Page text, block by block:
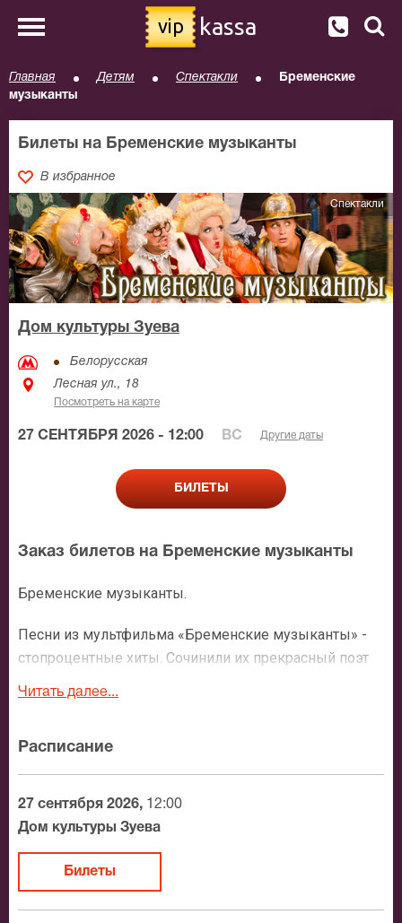
vip kassa
Главная Детям Спектакли
Бременские
музыканты
Билеты на Бременские музыканты
В избранное
Спектакли
Дом культуры Зуева
Белорусская
Лесная ул., 18
Посмотреть на карте
27 СЕНТЯБРЯ 2026 - 12:00 ВС Другие даты
БИЛЕТЫ
Заказ билетов на Бременские музыканты
Бременские музыканты.
Песни из мультфильма «Бременские музыканты» -
стопроцентные хиты. Сочинили их прекрасный поэт
Юрий Энтин и великолепный композитор Геннадий
Стаса Намина.
Мюзикл «Бременские музыканты» в Москве
воплощен на театральной сцене по либретто Василия
Ливанова и Юрия Энтина. Режиссер-постановщик
спектакля – Стас Намин. Зрители, купившие на
мюзикл «Бременские музыканты» билеты, вновь
будут увлеченно следить за приключениями
Читать далее...
Расписание
27 сентября 2026, 12:00
Дом культуры Зуева
Билеты